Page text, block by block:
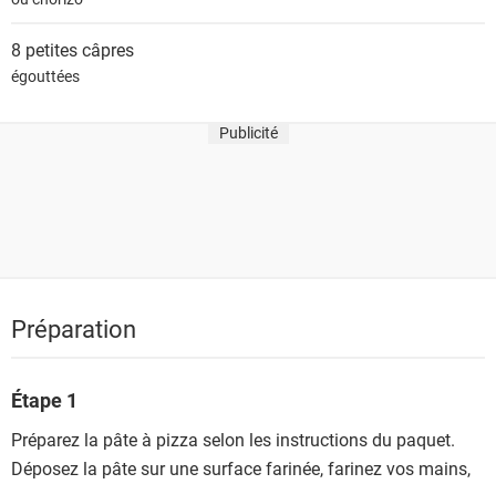
8 petitescâpres
égouttées
Publicité
Préparation
Étape 1
Préparez la pâte à pizza selon les instructions du paquet.
Déposez la pâte sur une surface farinée, farinez vos mains,